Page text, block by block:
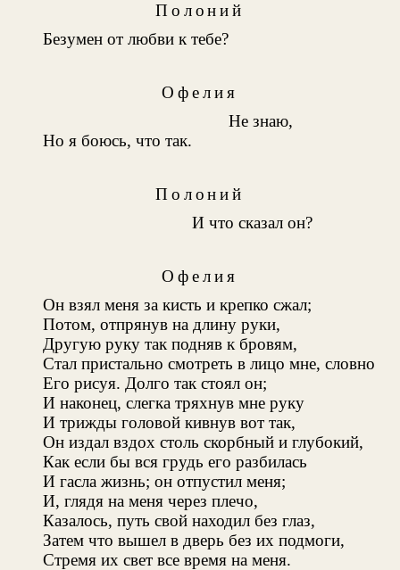
Полоний
Безумен от любви к тебе?
Офелия
Не знаю,
Но я боюсь, что так.
Полоний
И что сказал он?
Офелия
Он взял меня за кисть и крепко сжал;
Потом, отпрянув на длину руки,
Другую руку так подняв к бровям,
Стал пристально смотреть в лицо мне, словно
Его рисуя. Долго так стоял он;
И наконец, слегка тряхнув мне руку
И трижды головой кивнув вот так,
Он издал вздох столь скорбный и глубокий,
Как если бы вся грудь его разбилась
И гасла жизнь; он отпустил меня;
И, глядя на меня через плечо,
Казалось, путь свой находил без глаз,
Затем что вышел в дверь без их подмоги,
Стремя их свет все время на меня.